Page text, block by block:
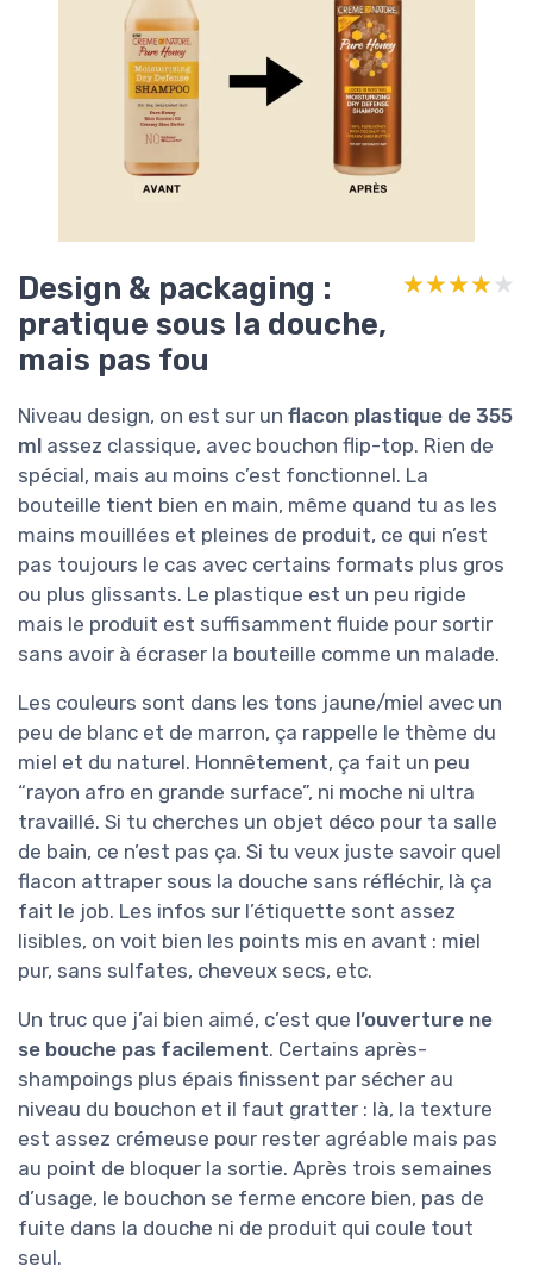
Design & packaging :
pratique sous la douche,
mais pas fou
★★★★★
★★★★★
Niveau design, on est sur un flacon plastique de 355
ml assez classique, avec bouchon flip-top. Rien de
spécial, mais au moins c’est fonctionnel. La
bouteille tient bien en main, même quand tu as les
mains mouillées et pleines de produit, ce qui n’est
pas toujours le cas avec certains formats plus gros
ou plus glissants. Le plastique est un peu rigide
mais le produit est suffisamment fluide pour sortir
sans avoir à écraser la bouteille comme un malade.
Les couleurs sont dans les tons jaune/miel avec un
peu de blanc et de marron, ça rappelle le thème du
miel et du naturel. Honnêtement, ça fait un peu
“rayon afro en grande surface”, ni moche ni ultra
travaillé. Si tu cherches un objet déco pour ta salle
de bain, ce n’est pas ça. Si tu veux juste savoir quel
flacon attraper sous la douche sans réfléchir, là ça
fait le job. Les infos sur l’étiquette sont assez
lisibles, on voit bien les points mis en avant : miel
pur, sans sulfates, cheveux secs, etc.
Un truc que j’ai bien aimé, c’est que l’ouverture ne
se bouche pas facilement. Certains après-
shampoings plus épais finissent par sécher au
niveau du bouchon et il faut gratter : là, la texture
est assez crémeuse pour rester agréable mais pas
au point de bloquer la sortie. Après trois semaines
d’usage, le bouchon se ferme encore bien, pas de
fuite dans la douche ni de produit qui coule tout
seul.